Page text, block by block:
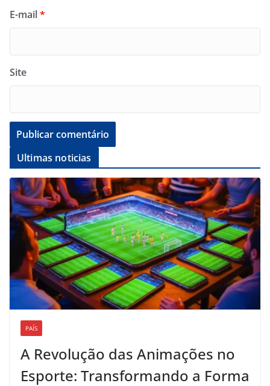
E-mail*
Site
Ultimas noticias
PAÍS
A Revolução das Animações no
Esporte: Transformando a Forma